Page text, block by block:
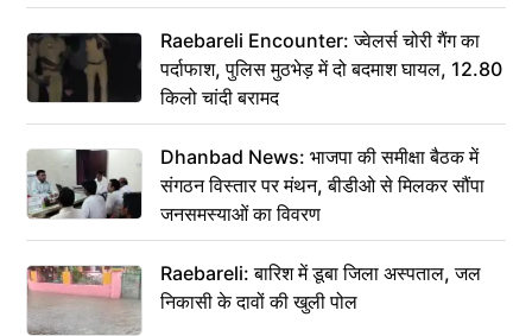
Raebareli Encounter: ज्वेलर्स चोरी गैंग का
पर्दाफाश, पुलिस मुठभेड़ में दो बदमाश घायल, 12.80
किलो चांदी बरामद
Dhanbad News: भाजपा की समीक्षा बैठक में
संगठन विस्तार पर मंथन, बीडीओ से मिलकर सौंपा
जनसमस्याओं का विवरण
Raebareli: बारिश में डूबा जिला अस्पताल, जल
निकासी के दावों की खुली पोल